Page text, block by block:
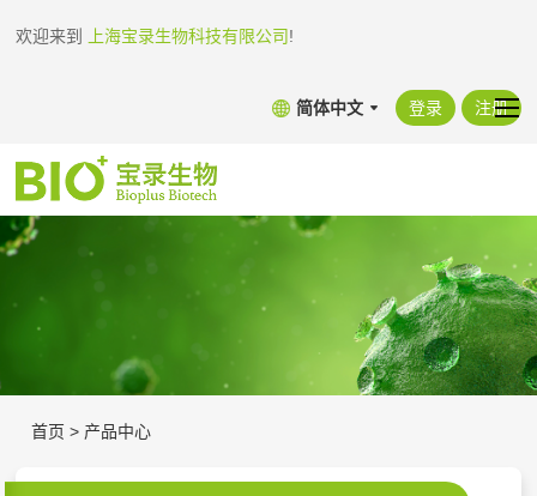
欢迎来到 上海宝录生物科技有限公司!
简体中文 登录 注册
首页 > 产品中心